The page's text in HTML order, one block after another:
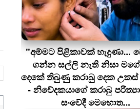
"අම්මට පිළිකාවක් හැදුණා...
ගන්න සල්ලි නැති නිසා
දෙකේ තිබුණු කරාබු දෙක උකස්
- නිවේදකයාගේ කරාබු
සංවේදී මෙහොත...